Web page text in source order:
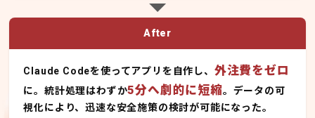
After
Claude Codeを使ってアプリを自作し、 外注費をゼロ
に。統計処理はわずか5分へ劇的に短縮。データの可
視化により、迅速な安全施策の検討が可能になった。